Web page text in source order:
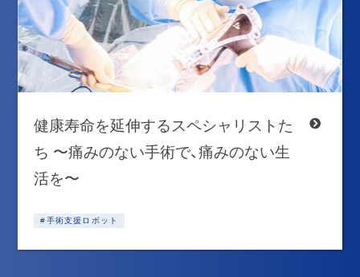
健康寿命を延伸するスペシャリストた
ち 〜痛みのない手術で、痛みのない生
活を〜
#手術支援ロボット